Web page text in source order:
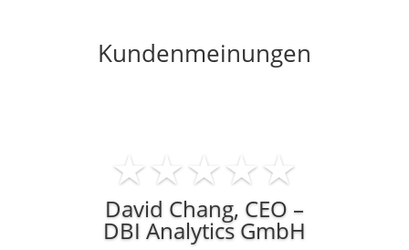
Kundenmeinungen
★★★★★
David Chang, CEO –
DBI Analytics GmbH